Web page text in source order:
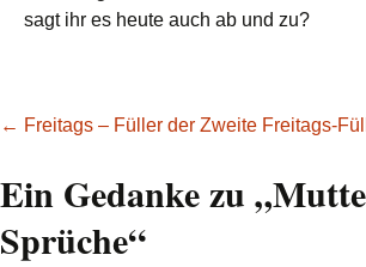
sagt ihr es heute auch ab und zu?
← Freitags – Füller der Zweite Freitags-
Ein Gedanke zu „
Sprüche“